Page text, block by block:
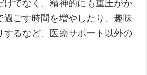
けでなく、精神的にも重圧がか
過ごす時間を増やしたり、趣味
するなど、医療サポート以外の